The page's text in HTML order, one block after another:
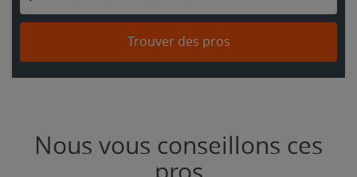
Trouver des pros
Nous vous conseillons ces